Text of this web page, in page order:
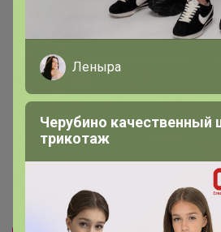
Леныра
Черубино качественный
трикотаж